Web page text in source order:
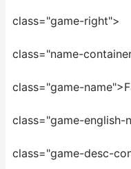
class="game-right">
class="name-
class="game-
class="game-english-
class="game-desc-